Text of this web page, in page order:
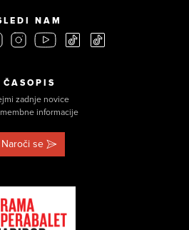
NAM
ČASOPIS
zadnje novice
informacije
Naroči se